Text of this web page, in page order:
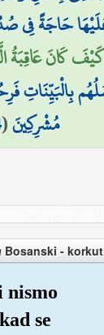
حَاجَةً فِي
كَانَ عَاقِبَةُ
بِالْبَيِّنَاتِ
مُشْرِكِينَ(
Bosanski - korkut
nismo
se